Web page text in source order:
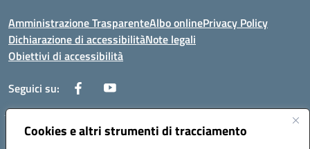
Cookies e altri strumenti di tracciamento
Amministrazione TrasparenteAlbo onlinePrivacy Policy
Dichiarazione di accessibilitàNote legali
Obiettivi di accessibilità
Seguici su:
Corso Roma, 1 71100 FOGGIA (FG)